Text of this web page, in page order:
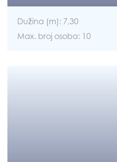
Dužina (m): 7,30
Max. broj osoba: 10